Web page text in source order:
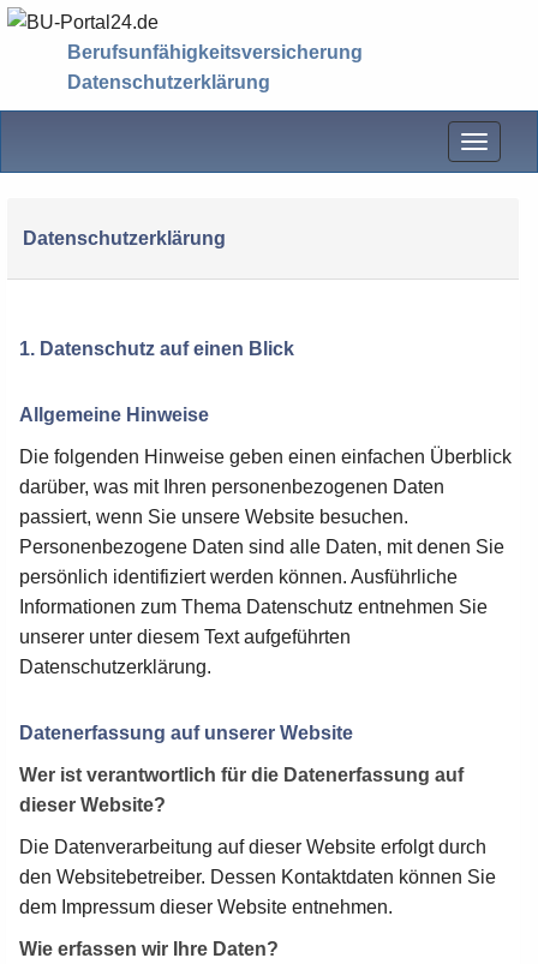
Berufsunfähigkeitsversicherung
Datenschutzerklärung
Menü
Datenschutzerklärung
1. Datenschutz auf einen Blick
Allgemeine Hinweise
Die folgenden Hinweise geben einen einfachen Überblick
darüber, was mit Ihren personenbezogenen Daten
passiert, wenn Sie unsere Website besuchen.
Personenbezogene Daten sind alle Daten, mit denen Sie
persönlich identifiziert werden können. Ausführliche
Informationen zum Thema Datenschutz entnehmen Sie
unserer unter diesem Text aufgeführten
Datenschutzerklärung.
Datenerfassung auf unserer Website
Wer ist verantwortlich für die Datenerfassung auf
dieser Website?
Die Datenverarbeitung auf dieser Website erfolgt durch
den Websitebetreiber. Dessen Kontaktdaten können Sie
dem Impressum dieser Website entnehmen.
Wie erfassen wir Ihre Daten?